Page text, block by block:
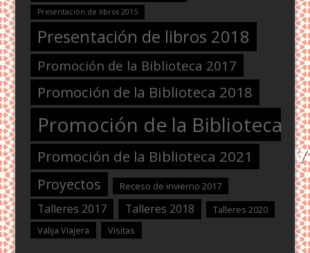
Presentación de libros 2015
Presentación de libros 2018
Promoción de la Biblioteca 2017
Promoción de la Biblioteca 2018
Promoción de la Biblioteca
Promoción de la Biblioteca 2021
Proyectos Receso de invierno 2017
Talleres 2017 Talleres 2018
Talleres 2020
Valija Viajera
Visitas